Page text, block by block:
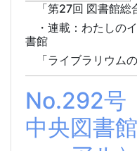
「第27回 図書館総
・連載：わたしの
書館
「ライブラリウム
No.292号
中央図書